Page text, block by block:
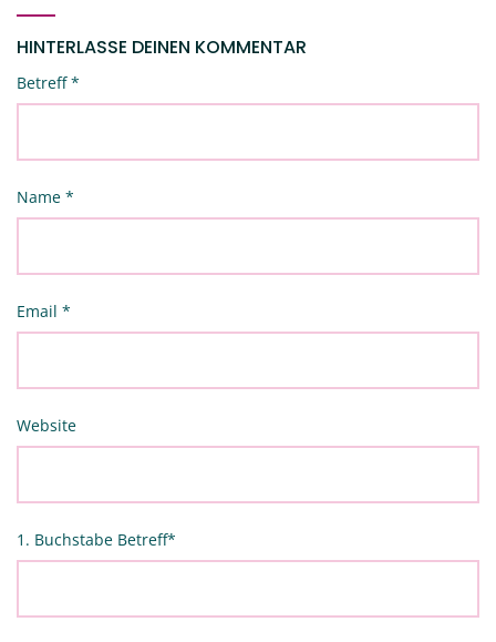
HINTERLASSE DEINEN KOMMENTAR
Betreff*
Name *
Email *
Website
1. Buchstabe Betreff*